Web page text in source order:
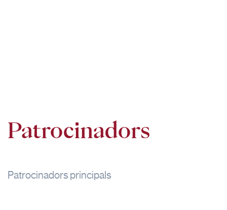
Patrocinadors
Patrocinadors principals